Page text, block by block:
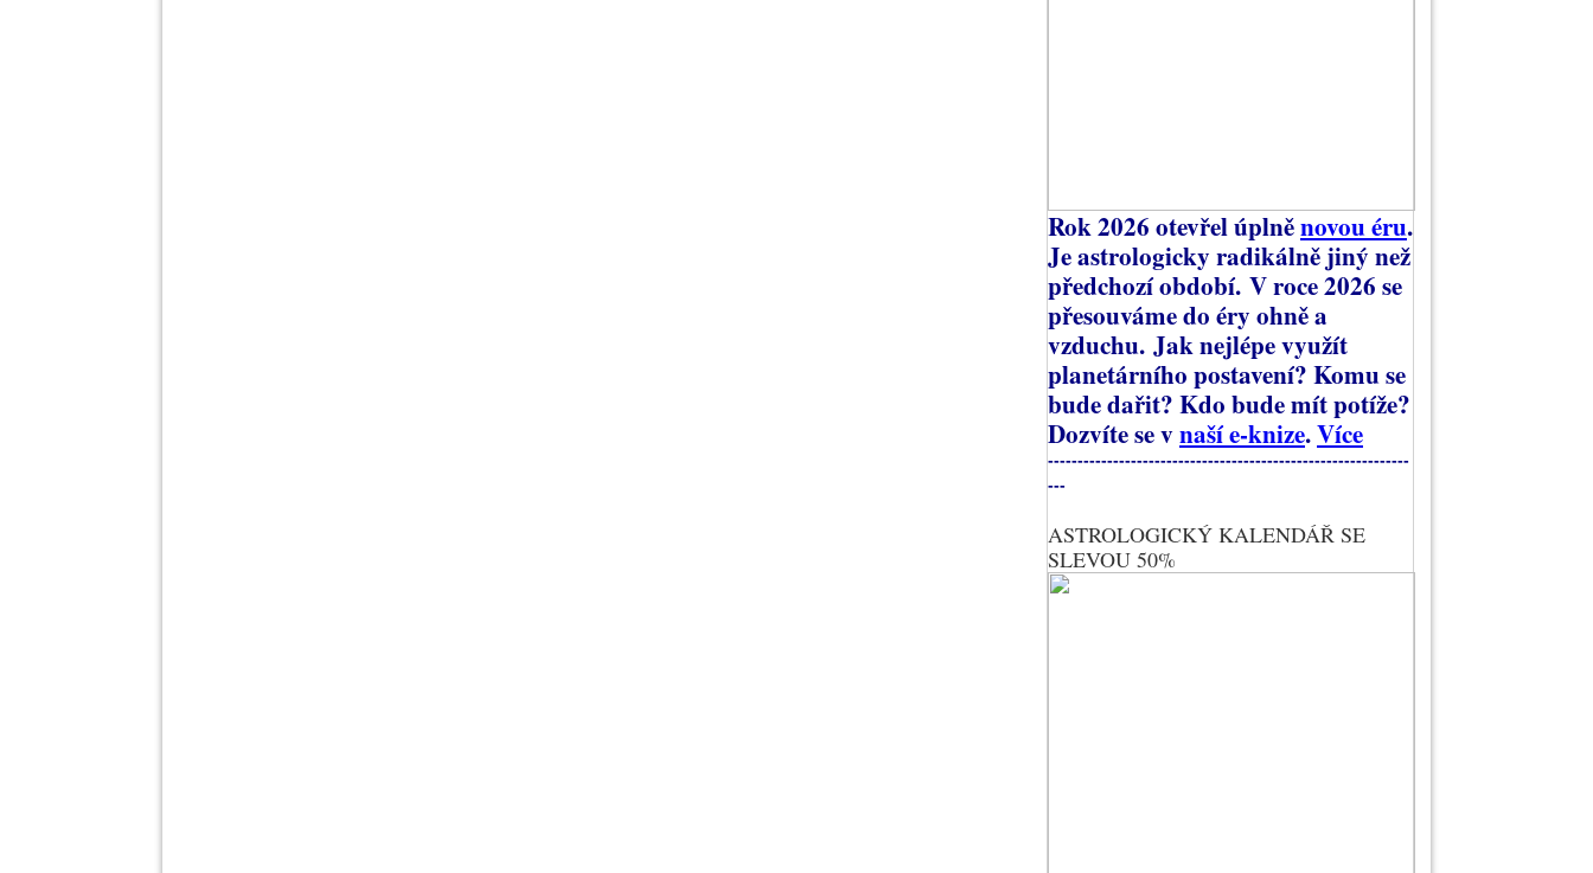
Rok 2026 otevřel úplněnovou éru.
Je astrologicky radikálně jiný než
předchozí období. V roce 2026 se
přesouváme do éry ohně a
vzduchu. Jak nejlépe využít
planetárního postavení? Komu se
bude dařit? Kdo bude mít potíže?
Dozvíte se vnaší e-knize.Více
-------------------------------------------------------------
---
ASTROLOGICKÝ KALENDÁŘ SE
SLEVOU 50%